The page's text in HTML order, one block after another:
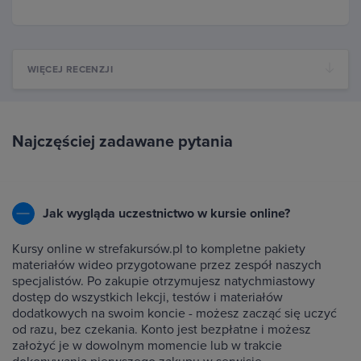
WIĘCEJ RECENZJI
Najczęściej zadawane pytania
Jak wygląda uczestnictwo w kursie online?
Kursy online w strefakursów.pl to kompletne pakiety
materiałów wideo przygotowane przez zespół naszych
specjalistów. Po zakupie otrzymujesz natychmiastowy
dostęp do wszystkich lekcji, testów i materiałów
dodatkowych na swoim koncie - możesz zacząć się uczyć
od razu, bez czekania. Konto jest bezpłatne i możesz
założyć je w dowolnym momencie lub w trakcie